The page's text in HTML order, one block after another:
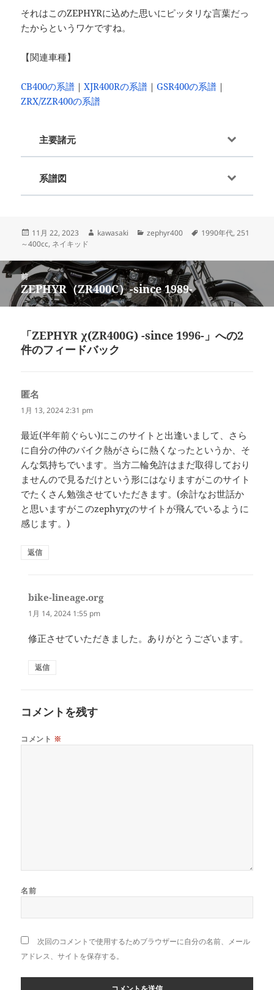
それはこのZEPHYRに込めた思いにピッタリな言葉だっ
たからというワケですね。
【関連車種】
CB400の系譜 ｜XJR400Rの系譜 ｜GSR400の系譜 ｜
ZRX/ZZR400の系譜
主要諸元
系譜図
投
稿
11月 22, 2023
作
kawasaki
カ
リ
ー
zephyr400
タ
1990年代,251
～400cc, ネイキッド
投
稿
前
前
の
稿:
ZEPHYR（ZR400C）-since 1989-
「ZEPHYR χ(ZR400G) -since 1996-」への2
件のフィードバック
匿名
り:
1月 13, 2024 2:31 pm
最近(半年前ぐらい)にこのサイトと出逢いまして、さら
に自分の仲のバイク熱がさらに熱くなったというか、そ
んな気持ちでいます。当方二輪免許はまだ取得しており
ませんので見るだけという形にはなりますがこのサイト
でたくさん勉強させていただきます。(余計なお世話か
と思いますがこのzephyrχのサイトが飛んでいるように
感じます。)
返信
bike-lineage.orgよ
1月 14, 2024 1:55 pm
修正させていただきました。ありがとうございます。
返信
コメントを残す
コメント ※
名前
次回のコメントで使用するためブラウザーに自分の名前、メール
アドレス、サイトを保存する。